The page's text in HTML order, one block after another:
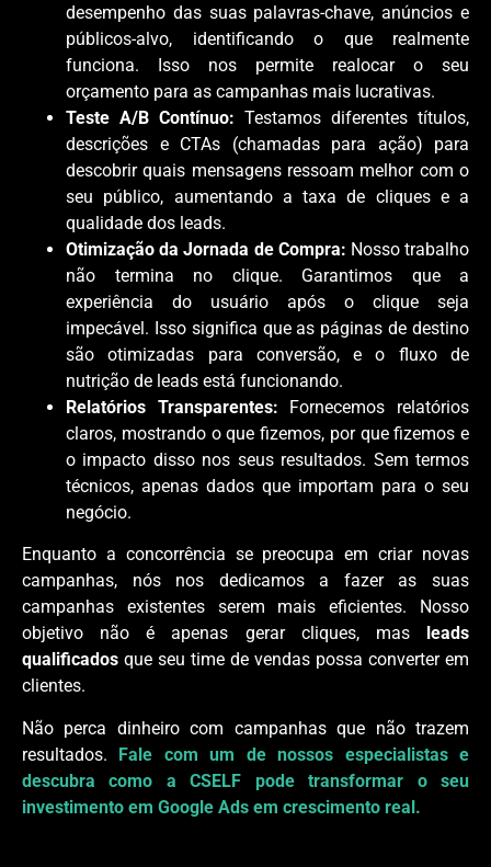
desempenho das suas palavras-chave, anúncios e
públicos-alvo, identificando o que realmente
funciona. Isso nos permite realocar o seu
orçamento para as campanhas mais lucrativas.
Teste A/B Contínuo: Testamos diferentes títulos,
descrições e CTAs (chamadas para ação) para
descobrir quais mensagens ressoam melhor com o
seu público, aumentando a taxa de cliques e a
qualidade dos leads.
Otimização da Jornada de Compra: Nosso trabalho
não termina no clique. Garantimos que a
experiência do usuário após o clique seja
impecável. Isso significa que as páginas de destino
são otimizadas para conversão, e o fluxo de
nutrição de leads está funcionando.
Relatórios Transparentes: Fornecemos relatórios
claros, mostrando o que fizemos, por que fizemos e
o impacto disso nos seus resultados. Sem termos
técnicos, apenas dados que importam para o seu
negócio.
Enquanto a concorrência se preocupa em criar novas
campanhas, nós nos dedicamos a fazer as suas
campanhas existentes serem mais eficientes. Nosso
objetivo não é apenas gerar cliques, mas
leads
qualificados que seu time de vendas possa converter em
clientes.
Não perca dinheiro com campanhas que não trazem
resultados.
Fale com um de nossos especialistas e
descubra como a CSELF pode transformar o seu
investimento em Google Ads em crescimento real.